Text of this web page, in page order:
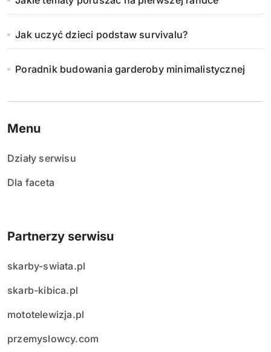
Jak uczyć dzieci podstaw survivalu?
Poradnik budowania garderoby minimalistycznej
Menu
Działy serwisu
Dla faceta
Partnerzy serwisu
skarby-swiata.pl
skarb-kibica.pl
mototelewizja.pl
przemyslowcy.com